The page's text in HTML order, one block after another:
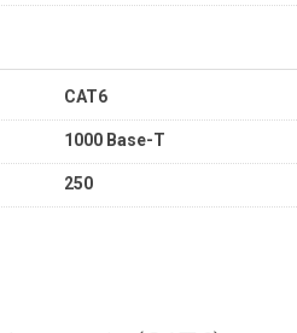
CAT6
1000 Base-T
250